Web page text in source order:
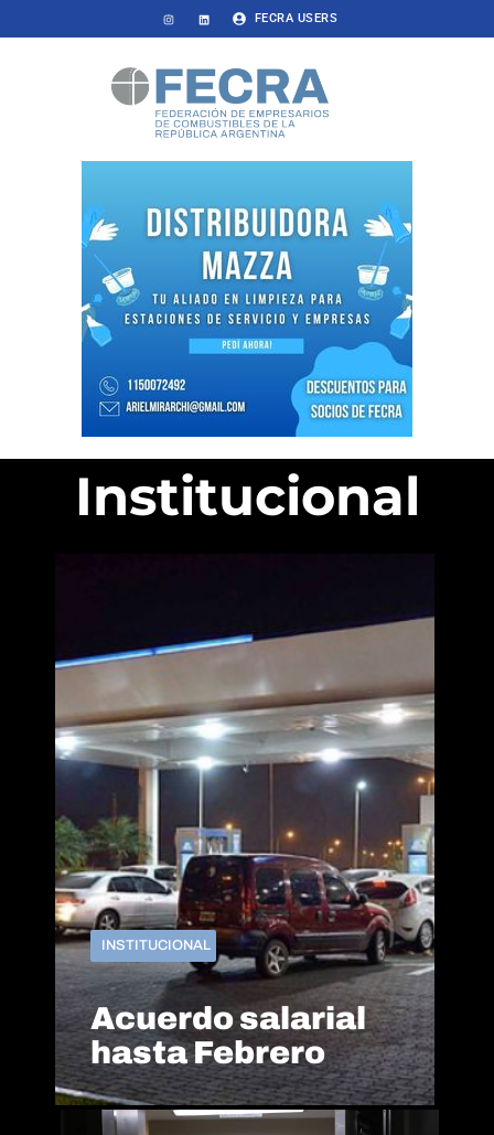
FECRA USERS
Institucional
INSTITUCIONAL
Acuerdo salarial
hasta Febrero